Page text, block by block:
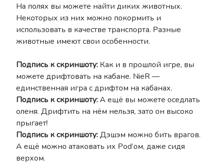
На полях вы можете найти диких животных.
Некоторых из них можно покормить и
использовать в качестве транспорта. Разные
животные имеют свои особенности.
Подпись к скриншоту: Как и в прошлой игре, вы
можете дрифтовать на кабане. NieR —
единственная игра с дрифтом на кабанах.
Подпись к скриншоту:А ещё вы можете оседлать
оленя. Дрифтить на нём нельзя, зато он высоко
прыгает!
Подпись к скриншоту:Дэшэм можно бить врагов.
А ещё можно атаковать их Pod’ом, даже сидя
верхом.